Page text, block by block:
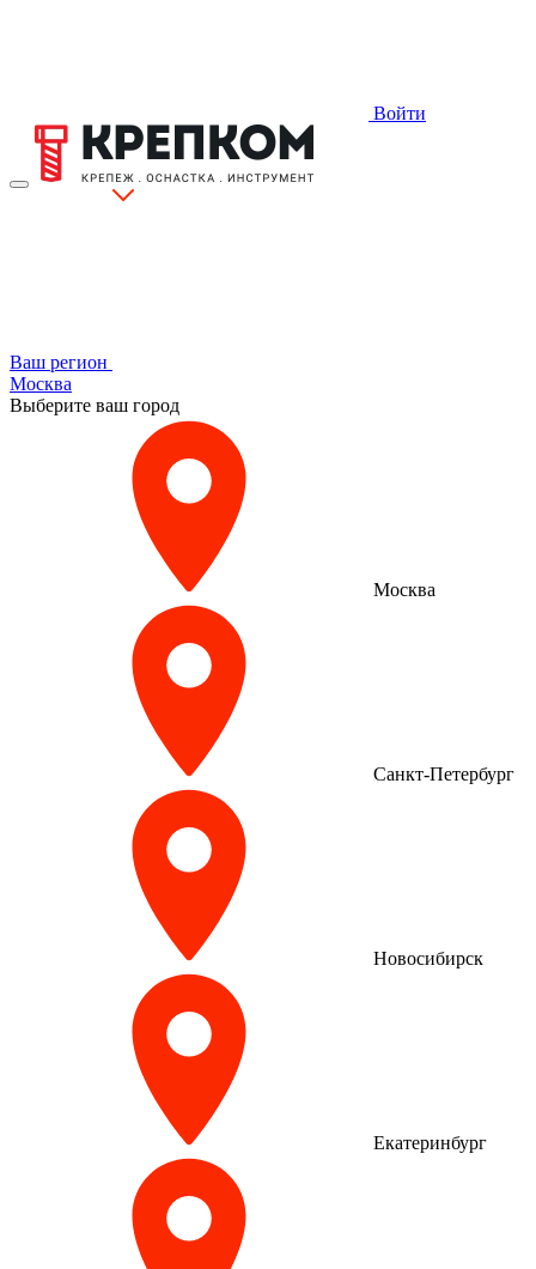
Войти
Ваш регион
Москва
Выберите ваш город
Москва
Санкт-Петербург
Новосибирск
Екатеринбург